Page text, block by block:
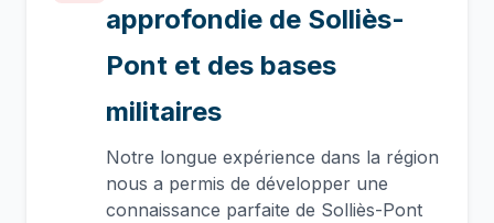
approfondie de Solliès-
Pont et des bases
militaires
Notre longue expérience dans la région
nous a permis de développer une
connaissance parfaite de Solliès-Pont